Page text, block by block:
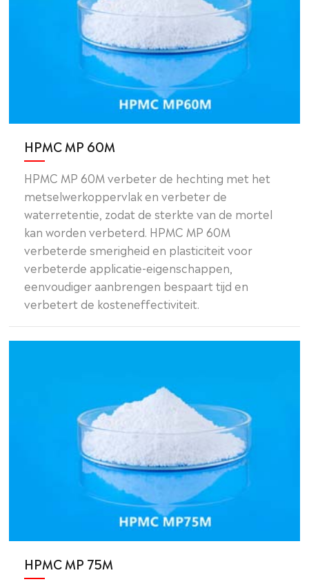
HPMC MP 60M
HPMC MP 60M verbeter de hechting met het
metselwerkoppervlak en verbeter de
waterretentie, zodat de sterkte van de mortel
kan worden verbeterd. HPMC MP 60M
verbeterde smerigheid en plasticiteit voor
verbeterde applicatie-eigenschappen,
eenvoudiger aanbrengen bespaart tijd en
verbetert de kosteneffectiviteit.
HPMC MP 75M